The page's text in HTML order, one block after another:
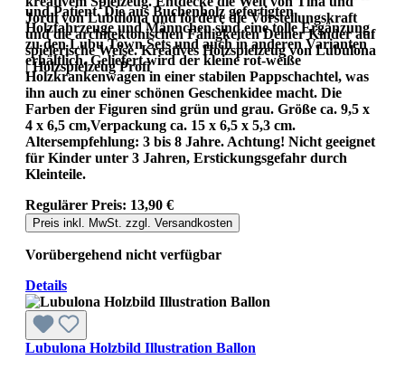
Jordi von Lubulona und fördere die Vorstellungskraft
und die architektonischen Fähigkeiten Deiner Kinder auf
spielerische Weise. Kreatives Holzspielzeug von Lubulona
| Holzspielzeug Profi
und Patient. Die aus Buchenholz gefertigten
Holzfahrzeuge und Männchen sind eine tolle Ergänzung
zu den Lubu Town Sets und auch in anderen Varianten
erhältlich. Geliefert wird der kleine rot-weiße
Holzkrankenwagen in einer stabilen Pappschachtel, was
ihn auch zu einer schönen Geschenkidee macht. Die
Farben der Figuren sind grün und grau. Größe ca. 9,5 x
4 x 6,5 cm,Verpackung ca. 15 x 6,5 x 5,3 cm.
Altersempfehlung: 3 bis 8 Jahre. Achtung! Nicht geeignet
für Kinder unter 3 Jahren, Erstickungsgefahr durch
Kleinteile.
Regulärer Preis: 13,90 €
Preis inkl. MwSt. zzgl. Versandkosten
Vorübergehend nicht verfügbar
Details
Lubulona Holzbild Illustration Ballon